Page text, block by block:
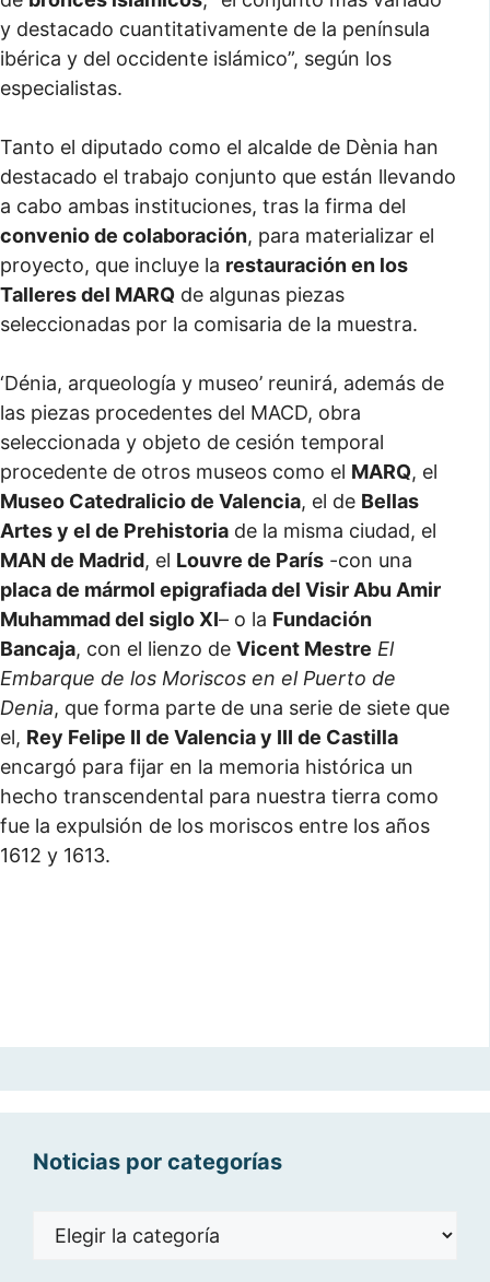
y destacado cuantitativamente de la península
ibérica y del occidente islámico”, según los
especialistas.
Tanto el diputado como el alcalde de Dènia han
destacado el trabajo conjunto que están llevando
a cabo ambas instituciones, tras la firma del
convenio de colaboración, para materializar el
proyecto, que incluye la restauración en los
Talleres del MARQ de algunas piezas
seleccionadas por la comisaria de la muestra.
‘Dénia, arqueología y museo’ reunirá, además de
las piezas procedentes del MACD, obra
seleccionada y objeto de cesión temporal
procedente de otros museos como el MARQ, el
Museo Catedralicio de Valencia, el de Bellas
Artes y el de Prehistoria de la misma ciudad, el
MAN de Madrid, el Louvre de París -con una
placa de mármol epigrafiada del Visir Abu Amir
Muhammad del siglo XI– o la Fundación
Bancaja, con el lienzo de Vicent Mestre El
Embarque de los Moriscos en el Puerto de
Denia, que forma parte de una serie de siete que
el, Rey Felipe II de Valencia y III de Castilla
encargó para fijar en la memoria histórica un
hecho transcendental para nuestra tierra como
fue la expulsión de los moriscos entre los años
1612 y 1613.
Noticias por categorías
Noticias